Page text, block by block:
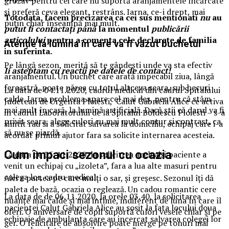
Totodata, facem precizarea ca cei sus mentionatinuau
putut fi contactați pânăla momentul publicării
articoluluipentru a comenta cele declarate de familia
in suferinta.
Ii asteptam cu reactii pe datele de contact!
La data de 04.11.2020, cadrul medical din cadrul Spitalului
Judetean de Urgenta Ploiesti, Calut Gabriela Alice ce activa
in cadrul Laboratorului de la Spitalul Boldescu Ploiesti – s-a
simtit rau si a solicitat salvarea la domiciliu, echipaj care i-a
acordat primul ajutor fara sa solicite internarea acesteia.
La data de 05. 11.2020, la solicitrea aceleaisi paciente a
venit un echipaj cu „izoleta”, fara a lua alte masuri pentru
colega lor, cadru medical.
La data de de 06.11.2020, la orele 03.40, la solicitarea
pacientei Calut Gabriela Alice au sosit la fata locului doua
echipaje de ambulanta care au incercat salvarea colegei lor
și preferă ceva elegant, restrâns. Iarna, ce-i drept, mai
puțin chiar înseamnă mai mult.
Atenție la lumina în care va fi văzut buchetul
Pe lângă sezon, merită să te gândești unde va sta efectiv
aranjamentul. Un buchet care arată impecabil ziua, lângă
fereastră, poate părea cu totul altceva seara, sub becuri
calde. Iarna problema apare cel mai des, pentru că stăm
mai mult în casă, la lumină artificială. Dacă știi că darul va fi
privit seara, alege culori cu mai mult contur și contrast, ca
să nu se piardă.
Cum împaci sezonul cu ocazia
Aici e partea pe care mulți o sar, și greșesc. Sezonul îți dă
paleta de bază, ocazia o reglează. Un cadou romantic cere
nuanțe mai calde și mai intime, indiferent de luna în care îl
oferi. O aniversare de copil suportă culori vesele chiar și pe
ger. O felicitare de absolvire poate merge pe tonuri mai